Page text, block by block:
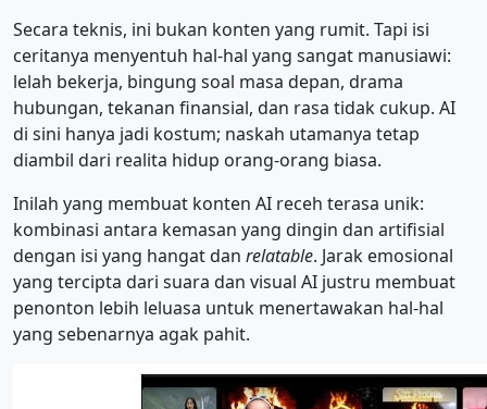
Secara teknis, ini bukan konten yang rumit. Tapi isi
ceritanya menyentuh hal-hal yang sangat manusiawi:
lelah bekerja, bingung soal masa depan, drama
hubungan, tekanan finansial, dan rasa tidak cukup. AI
di sini hanya jadi kostum; naskah utamanya tetap
diambil dari realita hidup orang-orang biasa.
Inilah yang membuat konten AI receh terasa unik:
kombinasi antara kemasan yang dingin dan artifisial
dengan isi yang hangat dan relatable. Jarak emosional
yang tercipta dari suara dan visual AI justru membuat
penonton lebih leluasa untuk menertawakan hal-hal
yang sebenarnya agak pahit.